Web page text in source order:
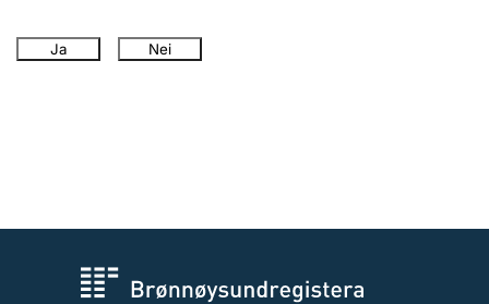
Ja Nei